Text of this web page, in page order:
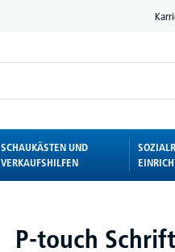
SCHAUKÄSTEN UND
VERKAUFSHILFEN
P-touch